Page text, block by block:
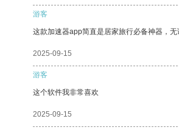
游客
这款加速器app简直是居家旅行必备神器，
2025-09-15
游客
这个软件我非常喜欢
2025-09-15